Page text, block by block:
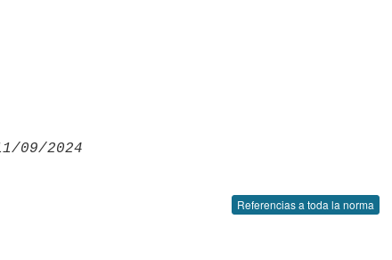
09/2024
Referencias a toda la norma